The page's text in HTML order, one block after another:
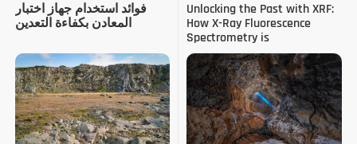
فوائد استخدام جهاز اختبار
المعادن بكفاءة التعدين
Unlocking the Past with XRF:
How X-Ray Fluorescence
Spectrometry is
Revolutionizing
Geoarchaeology.